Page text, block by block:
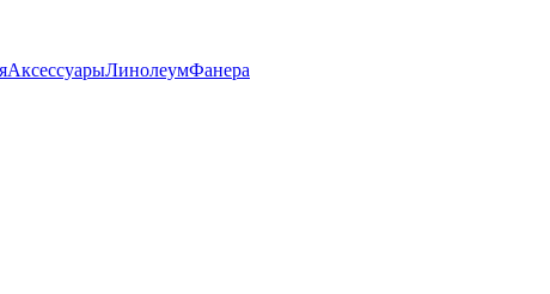
АксессуарыЛинолеумФанера